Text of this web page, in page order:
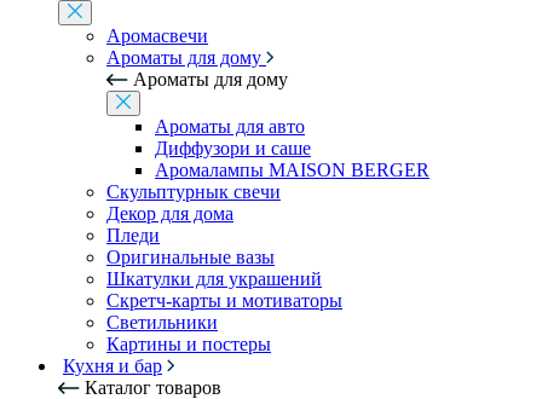
Аромасвечи
Ароматы для дому
Ароматы для дому
Ароматы для авто
Диффузори и саше
Аромалампы MAISON BERGER
Скульптурнык свечи
Декор для дома
Пледи
Оригинальные вазы
Шкатулки для украшений
Скретч-карты и мотиваторы
Светильники
Картины и постеры
Кухня и бар
Каталог товаров